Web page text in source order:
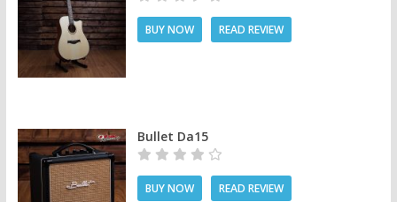
BUY NOW READ REVIEW
Bullet Da15
BUY NOW READ REVIEW